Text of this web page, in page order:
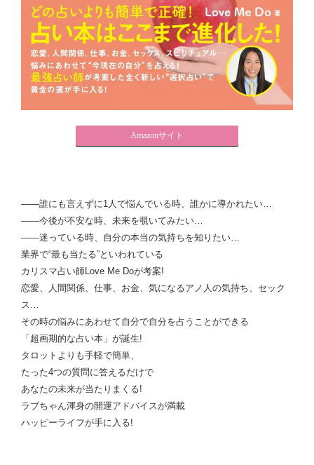
Amazonサイト
――誰にも言えずに1人で悩んでいる時、誰かに導かれたい…
――今後が不安な時、未来を覗いてみたい…
――迷っている時、自分の本当の気持ちを知りたい…
業界で“最も当たる”といわれている
カリスマ占い師Love Me Doが考案!
恋愛、人間関係、仕事、お金、気になるアノ人の気持ち、セック
ス…
その時の悩みにあわせて自分で自分を占うことができる
「超画期的な占い本」が誕生!
タロットよりも手軽で簡単、
たった4つの質問に答えるだけで
あなたの未来が当たりまくる!
ラブちゃん渾身の開運アドバイスが満載
ハッピーライフが手に入る!